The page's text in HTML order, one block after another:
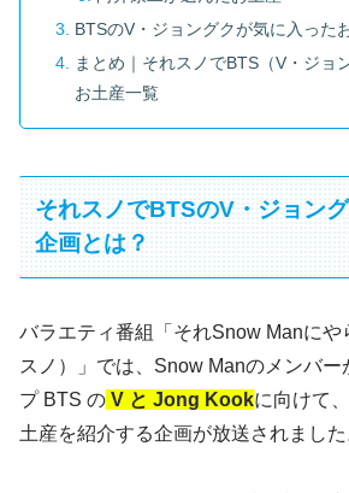
BTSのV・ジョングクが気に入った
まとめ｜それスノでBTS（V・ジョ
お土産一覧
それスノでBTSのV・ジョン
企画とは？
バラエティ番組「それSnow Manにや
スノ）」では、Snow Manのメンバー
プ BTS の V と Jong Kookに向けて
土産を紹介する企画が放送されました